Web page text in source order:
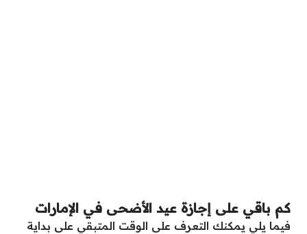
كم باقي على إجازة عيد الأضحى في الإمارات
فيما يلي يمكنك التعرف على الوقت المتبقي على بداية